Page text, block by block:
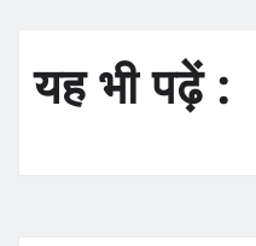
यह भी पढ़ें :